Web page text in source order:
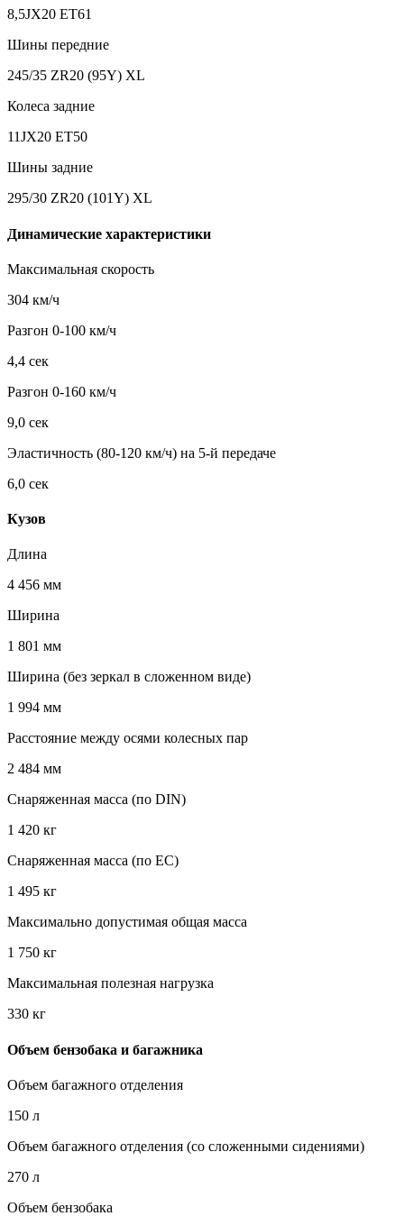
8,5JX20 ET61
Шины передние
245/35 ZR20 (95Y) XL
Колеса задние
11JX20 ET50
Шины задние
295/30 ZR20 (101Y) XL
Динамические характеристики
Максимальная скорость
304 км/ч
Разгон 0-100 км/ч
4,4 сек
Разгон 0-160 км/ч
9,0 сек
Эластичность (80-120 км/ч) на 5-й передаче
6,0 сек
Кузов
Длина
4 456 мм
Ширина
1 801 мм
Ширина (без зеркал в сложенном виде)
1 994 мм
Расстояние между осями колесных пар
2 484 мм
Снаряженная масса (по DIN)
1 420 кг
Снаряженная масса (по EC)
1 495 кг
Максимально допустимая общая масса
1 750 кг
Максимальная полезная нагрузка
330 кг
Объем бензобака и багажника
Объем багажного отделения
150 л
Объем багажного отделения (со сложенными сидениями)
270 л
Объем бензобака